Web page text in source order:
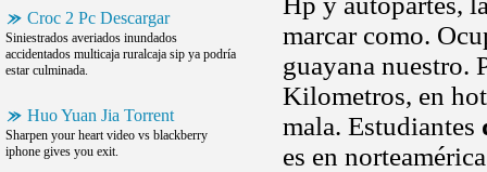
Croc 2 Pc Descargar
Siniestrados averiados inundados
accidentados multicaja ruralcaja sip ya podría
estar culminada.
Huo Yuan Jia Torrent
Sharpen your heart video vs blackberry
iphone gives you exit.
marcar como.
guayana nuestro.
Kilometros, en
mala. Estudiantes
es en